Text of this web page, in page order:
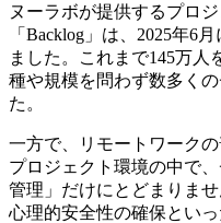
ヌーラボが提供するプロ
「Backlog」は、2025年6
ました。これまで145万人
種や規模を問わず数多く
た。
一方で、リモートワーク
プロジェクト環境の中で
管理」だけにとどまりま
心理的安全性の確保とい